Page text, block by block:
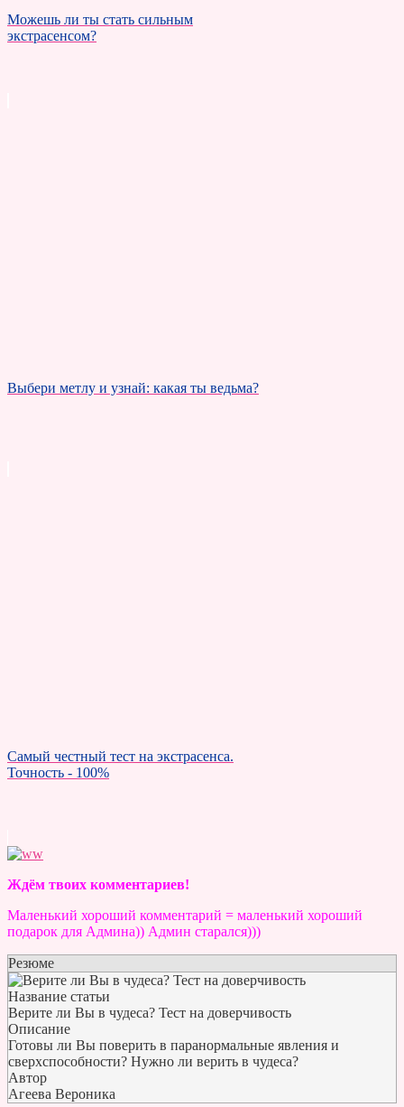
Можешь ли ты стать сильным
экстрасенсом?
Выбери метлу и узнай: какая ты ведьма?
Самый честный тест на экстрасенса.
Точность - 100%
Ждём твоих комментариев!
Маленький хороший комментарий = маленький хороший
подарок для Админа)) Админ старался)))
Резюме
Название статьи
Верите ли Вы в чудеса? Тест на доверчивость
Описание
Готовы ли Вы поверить в паранормальные явления и
сверхспособности? Нужно ли верить в чудеса?
Автор
Агеева Вероника